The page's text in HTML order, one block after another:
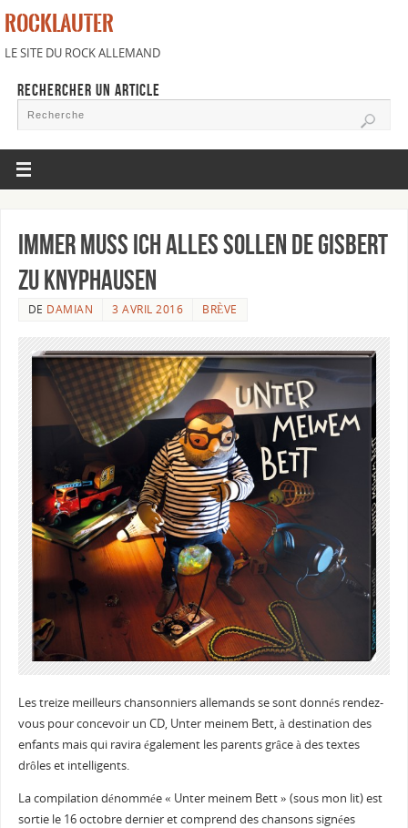
ROCKLAUTER
LE SITE DU ROCK ALLEMAND
RECHERCHER UN ARTICLE
Immer muss ich alles sollen de Gisbert
zu Knyphausen
DE DAMIAN 3 AVRIL 2016 BRÈVE
Les treize meilleurs chansonniers allemands se sont donnés rendez-
vous pour concevoir un CD, Unter meinem Bett, à destination des
enfants mais qui ravira également les parents grâce à des textes
drôles et intelligents.
La compilation dénommée « Unter meinem Bett » (sous mon lit) est
sortie le 16 octobre dernier et comprend des chansons signées